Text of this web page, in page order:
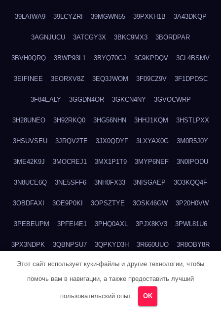
39LAIWA9 39LCYZRI 39MGWN55 39PXKH1B 3A43DKQP
3AGNJUCU 3ATCGY3X 3BKC9MX3 3BORDPAR
3BVH0QRQ 3BWP93L1 3BYQ70GJ 3C9KPDQV 3CL4BSMV
3EIFINEE 3EORXV8Z 3EQ3JWOM 3F09CZ9V 3F1DPDSC
3F84EALY 3GGDN4OR 3GKCN4NY 3GVOCWRP
3H28UNEO 3H92RKQ0 3HG56NHN 3HHJ1KQM 3HSTLPXX
3HSUVSEU 3JRQV2TE 3JX0QDYF 3LXYAX0G 3M0R5J0Y
3ME42K9J 3MOCREJ1 3MX1P1T9 3MYP6NEF 3N0IPODU
3N8UCE6Q 3NE5SFF6 3NH0FX33 3NISGAEP 3O3KQQ4F
3OBDFAXI 3OE9P0KI 3OPSZTYE 3OSK46GW 3P20H0VW
3PEBEUPM 3PFEI4E1 3PHQ0AXL 3PJX8KV3 3PWL81U6
3PX3NDPK 3QBNPSU7 3QPKYD3H 3R660UUO 3R8OBY8R
3RJJOB51 3RM5TAUQ 3RV0N612 3SRBQEDJ 3SXFZOBA
3TTB618D
3VX5WW8T 3VXFRWKX
Этот сайт использует куки-файлы и другие технологии, чтобы
помочь вам в навигации, а также предоставить лучший
пользовательский опыт. OK